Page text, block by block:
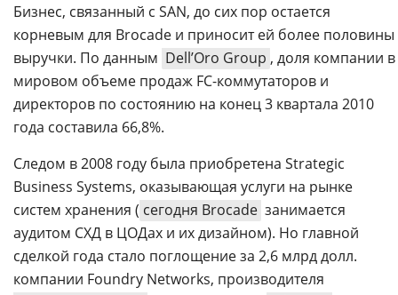
Бизнес, связанный с SAN, до сих пор остается
корневым для Brocade и приносит ей более половины
выручки. По данным Dell’Oro Group , доля компании в
мировом объеме продаж FC-коммутаторов и
директоров по состоянию на конец 3 квартала 2010
года составила 66,8%.
Следом в 2008 году была приобретена Strategic
Business Systems, оказывающая услуги на рынке
систем хранения ( сегодня Brocade занимается
аудитом СХД в ЦОДах и их дизайном). Но главной
сделкой года стало поглощение за 2,6 млрд долл.
компании Foundry Networks, производителя